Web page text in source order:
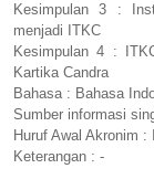
Kesimpulan 3 :
menjadi ITKC
Kesimpulan 4 :
Kartika Candra
Bahasa : Bahasa
Sumber informasi
Huruf Awal Akronim : I
Keterangan : -